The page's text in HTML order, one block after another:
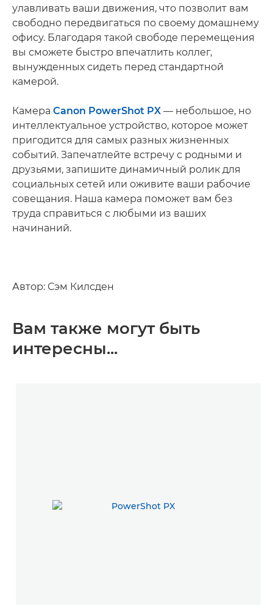
улавливать ваши движения, что позволит вам
свободно передвигаться по своему домашнему
офису. Благодаря такой свободе перемещения
вы сможете быстро впечатлить коллег,
вынужденных сидеть перед стандартной
камерой.
Камера Canon PowerShot PX — небольшое, но
интеллектуальное устройство, которое может
пригодится для самых разных жизненных
событий. Запечатлейте встречу с родными и
друзьями, запишите динамичный ролик для
социальных сетей или оживите ваши рабочие
совещания. Наша камера поможет вам без
труда справиться с любыми из ваших
начинаний.
Автор: Сэм Килсден
Вам также могут быть
интересны...